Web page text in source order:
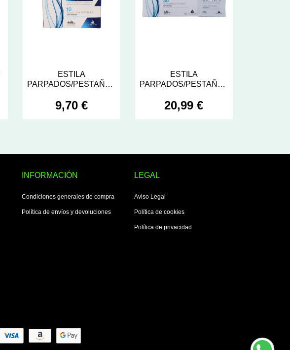
ESTILA
PARPADOS/PESTAÑAS
9,70 €
ESTILA
PARPADOS/PESTAÑAS
20,99 €
INFORMACIÓN
Condiciones generales de compra
Política de envíos y devoluciones
LEGAL
Aviso Legal
Política de cookies
Política de privacidad